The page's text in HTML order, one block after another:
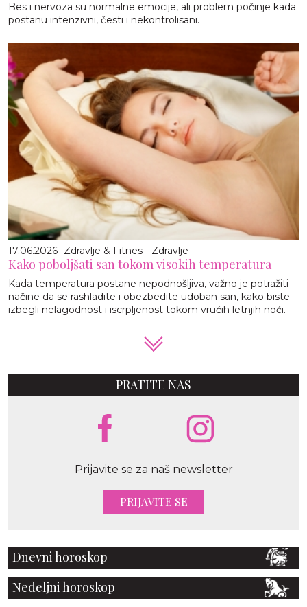
Bes i nervoza su normalne emocije, ali problem počinje kada
postanu intenzivni, česti i nekontrolisani.
17.06.2026 Zdravlje & Fitnes - Zdravlje
Kako poboljšati san tokom visokih temperatura
Kada temperatura postane nepodnošljiva, važno je potražiti
načine da se rashladite i obezbedite udoban san, kako biste
izbegli nelagodnost i iscrpljenost tokom vrućih letnjih noći.
PRATITE NAS
Prijavite se za naš newsletter
PRIJAVITE SE
Dnevni horoskop
Nedeljni horoskop